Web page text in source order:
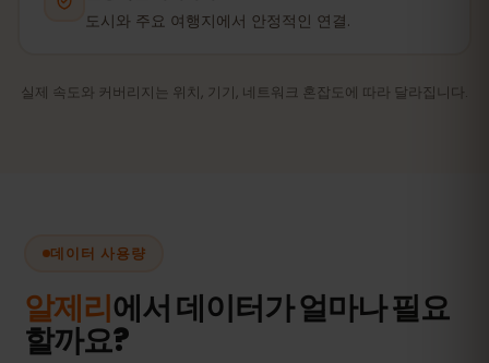
도시와 주요 여행지에서 안정적인 연결.
실제 속도와 커버리지는 위치, 기기, 네트워크 혼잡도에 따라 달라집니다.
데이터 사용량
알제리에서 데이터가 얼마나 필요
할까요?